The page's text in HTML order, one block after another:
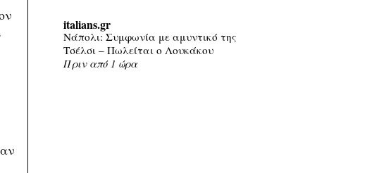
italians.gr
Νάπολι: Συμφωνία με αμυντικό της
Τσέλσι – Πωλείται ο Λουκάκου
Πριν από 1 ώρα